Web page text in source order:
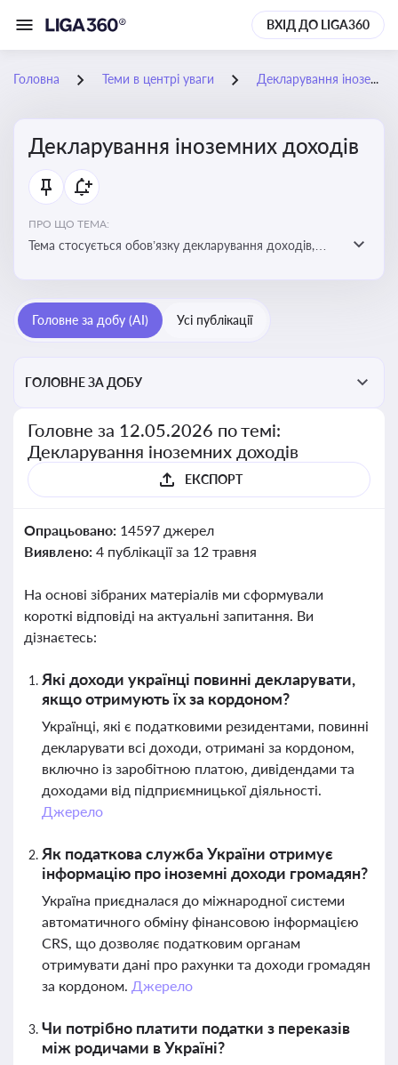
ВХІД ДО LIGA360
Головна Теми в центрі уваги Декларування іноземних доходів
Декларування іноземних доходів
ПРО ЩО ТЕМА:
Тема стосується обов’язку декларування доходів,
уникнення подвійного оподаткування
Головне за добу (AI) Усі публікації
ГОЛОВНЕ ЗА ДОБУ
Головне за 12.05.2026 по темі:
Декларування іноземних доходів
ЕКСПОРТ
Опрацьовано: 14597 джерел
Виявлено: 4 публікації за 12 травня
На основі зібраних матеріалів ми сформували
короткі відповіді на актуальні запитання. Ви
дізнаєтесь:
Які доходи українці повинні декларувати,
якщо отримують їх за кордоном?
Українці, які є податковими резидентами, повинні
декларувати всі доходи, отримані за кордоном,
включно із заробітною платою, дивідендами та
доходами від підприємницької діяльності.
Джерело
Як податкова служба України отримує
інформацію про іноземні доходи громадян?
Україна приєдналася до міжнародної системи
автоматичного обміну фінансовою інформацією
CRS, що дозволяє податковим органам
отримувати дані про рахунки та доходи громадян
за кордоном. Джерело
Чи потрібно платити податки з переказів
між родичами в Україні?